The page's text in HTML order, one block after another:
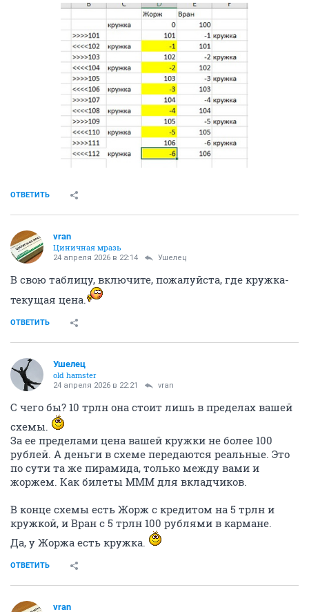
ОТВЕТИТЬ
vran
Циничная мразь
24 апреля 2026 в 22:14 Ушелец
В свою таблицу, включите, пожалуйста, где кружка-
текущая цена.
ОТВЕТИТЬ
Ушелец
old hamster
24 апреля 2026 в 22:21 vran
С чего бы? 10 трлн она стоит лишь в пределах вашей
схемы.
За ее пределами цена вашей кружки не более 100
рублей. А деньги в схеме передаются реальные. Это
по сути та же пирамида, только между вами и
жоржем. Как билеты МММ для вкладчиков.
В конце схемы есть Жорж с кредитом на 5 трлн и
кружкой, и Вран с 5 трлн 100 рублями в кармане.
Да, у Жоржа есть кружка.
ОТВЕТИТЬ
vran